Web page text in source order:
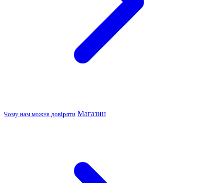
Чому нам можна довіряти Магазин